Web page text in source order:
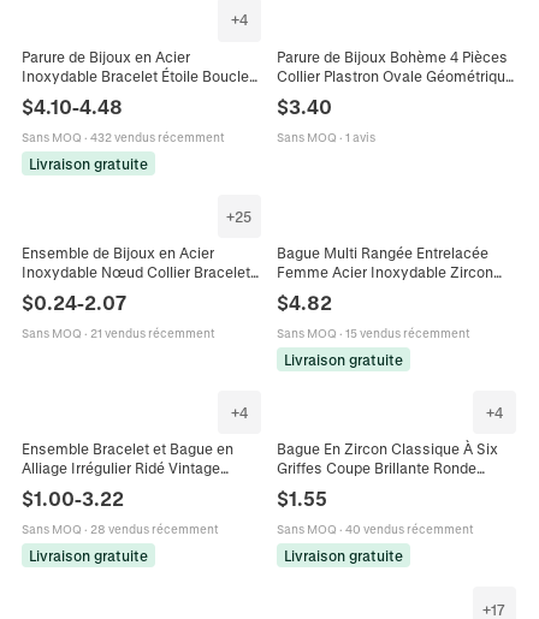
+4
Parure de Bijoux en Acier
Inoxydable Bracelet Étoile Boucles
Plaque Or 18K Strass Colorés
Femme
$4.10-4.48
Sans MOQ · 432 vendus récemment
Livraison gratuite
Parure de Bijoux Bohème 4 Pièces
Collier Plastron Ovale Géométrique
Bijoux Femme
$3.40
Sans MOQ · 1 avis
+25
Ensemble de Bijoux en Acier
Inoxydable Nœud Collier Bracelet
Boucles d'Oreilles Bague Perle
Artificielle Femme
$0.24-2.07
Sans MOQ · 21 vendus récemment
Bague Multi Rangée Entrelacée
Femme Acier Inoxydable Zircon
Cubique Large Bande Croisée Bijou
Mode
$4.82
Sans MOQ · 15 vendus récemment
Livraison gratuite
+4
Ensemble Bracelet et Bague en
Alliage Irrégulier Ridé Vintage
Français Plaqué Or Argent Avec
Perle Artificielle pour Femme
$1.00-3.22
Sans MOQ · 28 vendus récemment
Livraison gratuite
+4
Bague En Zircon Classique À Six
Griffes Coupe Brillante Ronde
Cuivre Plaqué Or Blanc Pavé Bijoux
De Mariage De Luxe Pour Femmes
$1.55
Sans MOQ · 40 vendus récemment
Livraison gratuite
+17